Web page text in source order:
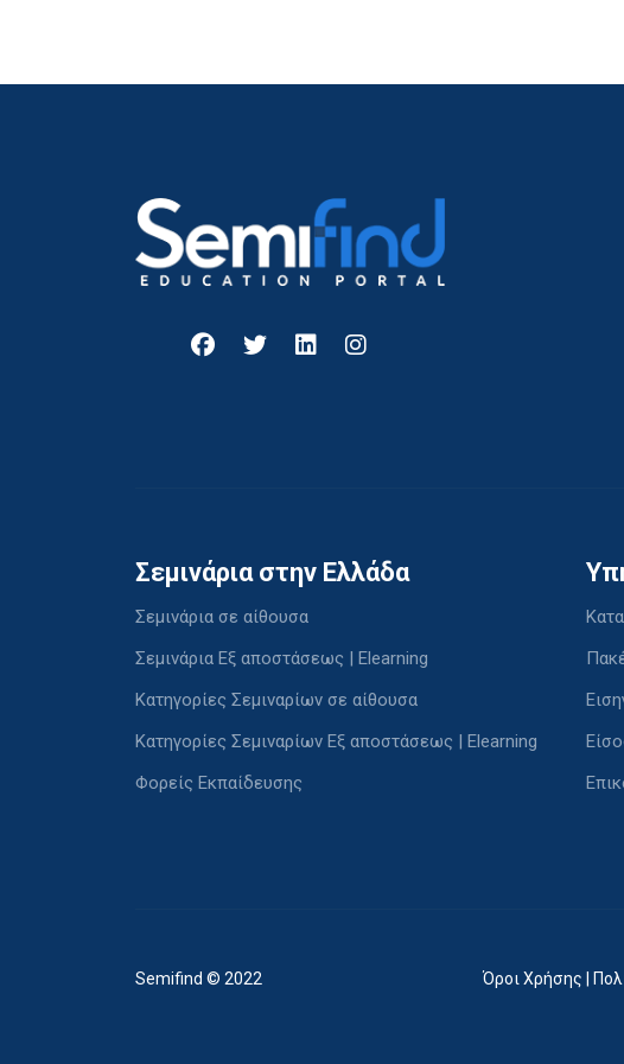
Σεμινάρια στην Ελλάδα
Σεμινάρια σε αίθουσα
Σεμινάρια Εξ αποστάσεως | Elearning
Κατηγορίες Σεμιναρίων σε αίθουσα
Κατηγορίες Σεμιναρίων Εξ αποστάσεως | Elearning
Φορείς Εκπαίδευσης
Όροι Χρήσης
Semifind © 2022